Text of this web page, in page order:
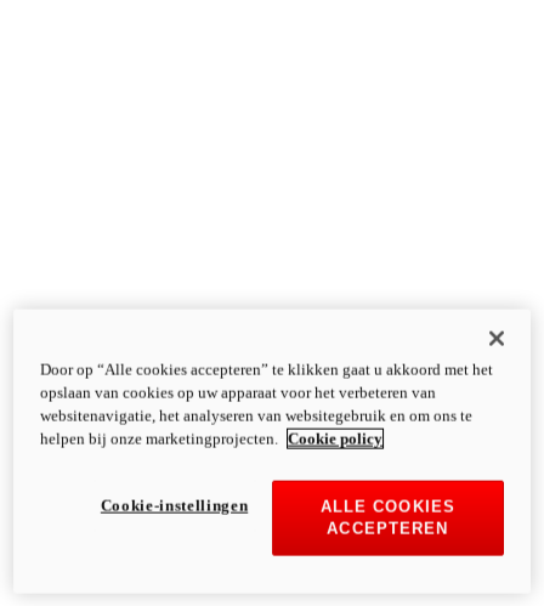
Door op “Alle cookies accepteren” te klikken gaat u akkoord met het
opslaan van cookies op uw apparaat voor het verbeteren van
websitenavigatie, het analyseren van websitegebruik en om ons te
helpen bij onze marketingprojecten.
Cookie policy
ALLE COOKIES
ACCEPTEREN
Cookie-instellingen